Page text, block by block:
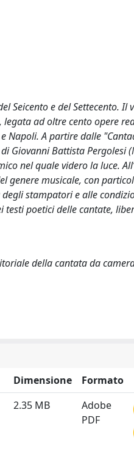
Seicento e del Settecento. Il
ad oltre cento opere
Napoli. A partire dalle
Giovanni Battista Pergolesi
nel quale videro la luce.
genere musicale, con
stampatori e alle
poetici delle cantate,
della cantata da
Dimensione
Formato
2.35 MB
Adobe
PDF